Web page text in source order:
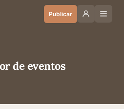
Publicar
de eventos